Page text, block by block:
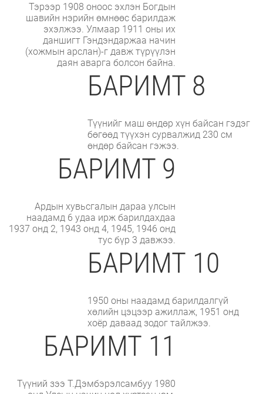
Тэрээр 1908 оноос эхлэн Богдын
шавийн нэрийн өмнөөс барилдаж
эхэлжээ. Улмаар 1911 оны их
даншигт Гэндэндаржаа начин
(хожмын арслан)-г давж түрүүлэн
даян аварга болсон байна.
БАРИМТ 8
Түүнийг маш өндөр хүн байсан гэдэг
бөгөөд түүхэн сурвалжид 230 см
өндөр байсан гэжээ.
БАРИМТ 9
Ардын хувьсгалын дараа улсын
наадамд 6 удаа ирж барилдахдаа
1937 онд 2, 1943 онд 4, 1945, 1946 онд
тус бүр 3 давжээ.
БАРИМТ 10
1950 оны наадамд барилдалгүй
хөлийн цэцээр ажиллаж, 1951 онд
хоёр даваад зодог тайлжээ.
БАРИМТ 11
Түүний зээ Т.Дэмбэрэлсамбуу 1980